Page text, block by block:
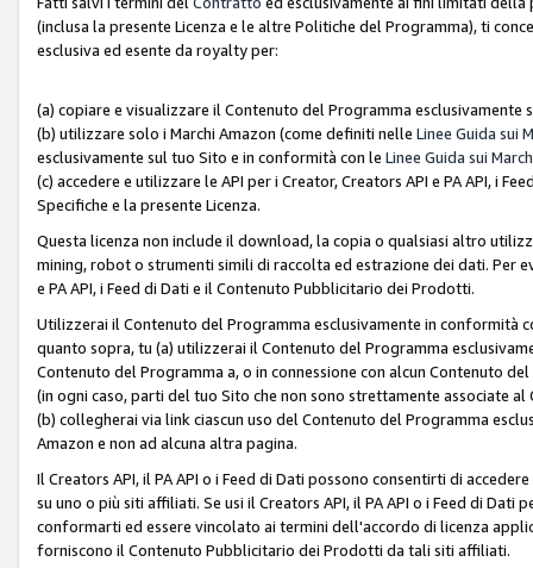
(inclusa la presente Licenza e le altre Politiche del Programma), ti
esclusiva ed esente da royalty per:
(a) copiare e visualizzare il Contenuto del Programma esclusivamente
(b) utilizzare solo i Marchi Amazon (come definiti nelle Linee Guida sui
esclusivamente sul tuo Sito e in conformità con le Linee Guida sui March
(c) accedere e utilizzare le API per i Creator, Creators API e PA API, i
Specifiche e la presente Licenza.
Questa licenza non include il download, la copia o qualsiasi altro
mining, robot o strumenti simili di raccolta ed estrazione dei dati. Per
e PA API, i Feed di Dati e il Contenuto Pubblicitario dei Prodotti.
Utilizzerai il Contenuto del Programma esclusivamente in conformità
quanto sopra, tu (a) utilizzerai il Contenuto del Programma
Contenuto del Programma a, o in connessione con alcun Contenuto
(in ogni caso, parti del tuo Sito che non sono strettamente associate
(b) collegherai via link ciascun uso del Contenuto del Programma
Amazon e non ad alcuna altra pagina.
Il Creators API, il PA API o i Feed di Dati possono consentirti di
su uno o più siti affiliati. Se usi il Creators API, il PA API o i Feed di
conformarti ed essere vincolato ai termini dell'accordo di licenza
forniscono il Contenuto Pubblicitario dei Prodotti da tali siti affiliati.